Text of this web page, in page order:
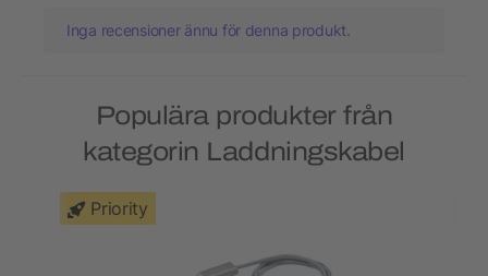
Inga recensioner ännu för denna produkt.
Populära produkter från
kategorin Laddningskabel
Priority